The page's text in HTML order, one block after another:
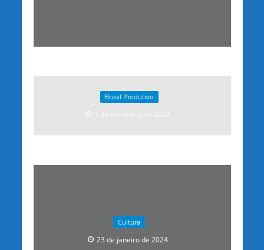
Brasil Produtivo
1 de setembro de 2023
Cultura
23 de janeiro de 2024